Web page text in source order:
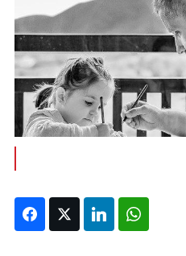
FacebookTwitter LinkedIn